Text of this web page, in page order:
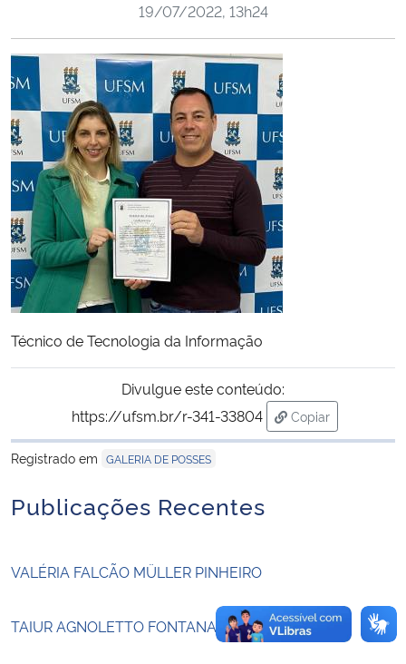
Ministério da Saúde
Ministério de Minas e Energia
Ministério da Ciência, Tecnologia, Inovações e Comunicações
Ministério do Meio Ambiente
Ministério do Turismo
Ministério do Desenvolvimento Regional
Controladoria-Geral da União
Ministério da Mulher, da Família e dos Direitos Humanos
Secretaria-Geral
Secretaria de Governo
19/07/2022, 13h24
Técnico de Tecnologia da Informação
Divulgue este conteúdo:
https://ufsm.br/r-341-33804
Copiar
para área de
Registrado em GALERIA DE POSSES
Publicações Recentes
VALÉRIA FALCÃO MÜLLER PINHEIRO
TAIUR AGNOLETTO FONTANA